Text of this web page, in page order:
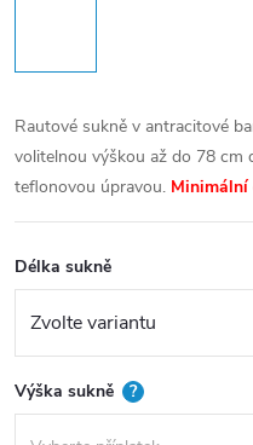
Rautové sukně v antracitové
volitelnou výškou až do 78 cm
teflonovou úpravou. Minimální
Délka sukně
Výška sukně ?